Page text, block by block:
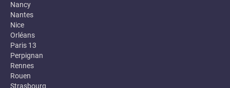
Nancy
Nantes
Nice
Orléans
Paris 13
Perpignan
Rennes
Rouen
Strasbourg